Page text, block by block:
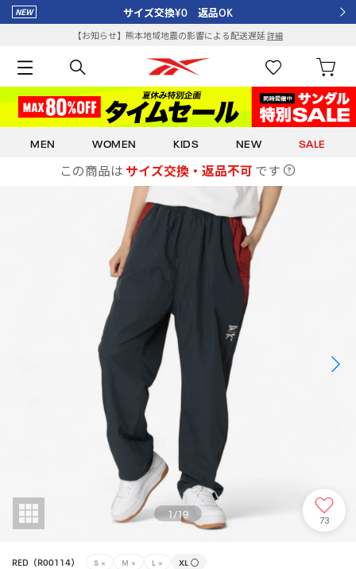
サイズ交換¥0 返品OK
【お知らせ】熊本地域地震の影響による配送遅延詳細
MEN WOMEN KIDS NEW SALE
この商品は サイズ交換・返品不可 です
1/19 73
RED（R00114） S × M × L × XL ○